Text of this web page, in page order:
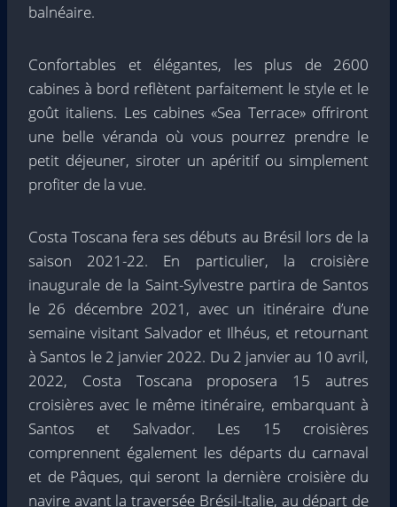
balnéaire.
Confortables et élégantes, les plus de 2600
cabines à bord reflètent parfaitement le style et le
goût italiens. Les cabines «Sea Terrace» offriront
une belle véranda où vous pourrez prendre le
petit déjeuner, siroter un apéritif ou simplement
profiter de la vue.
Costa Toscana fera ses débuts au Brésil lors de la
saison 2021-22. En particulier, la croisière
inaugurale de la Saint-Sylvestre partira de Santos
le 26 décembre 2021, avec un itinéraire d’une
semaine visitant Salvador et Ilhéus, et retournant
à Santos le 2 janvier 2022. Du 2 janvier au 10 avril,
2022, Costa Toscana proposera 15 autres
croisières avec le même itinéraire, embarquant à
Santos et Salvador. Les 15 croisières
comprennent également les départs du carnaval
et de Pâques, qui seront la dernière croisière du
navire avant la traversée Brésil-Italie, au départ de